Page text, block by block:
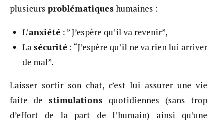
plusieurs problématiques humaines :
L’anxiété : ” J’espère qu’il va revenir”,
La sécurité : “J’espère qu’il ne va rien lui arriver
de mal”.
Laisser sortir son chat, c’est lui assurer une vie
faite de stimulations quotidiennes (sans trop
d’effort de la part de l’humain) ainsi qu’une